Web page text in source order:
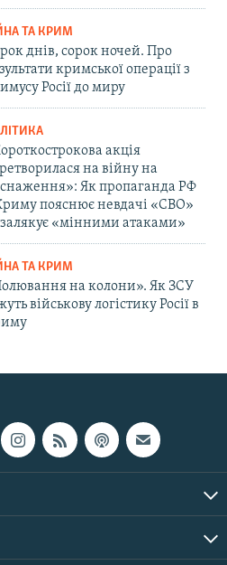
ТА КРИМ
днів, сорок ночей. Про
кримської операції з
Росії до миру
акція
на війну на
Як пропаганда РФ
пояснює невдачі «СВО»
залякує «мінними атаками»
ТА КРИМ
на колони». Як ЗСУ
військову логістику Росії в